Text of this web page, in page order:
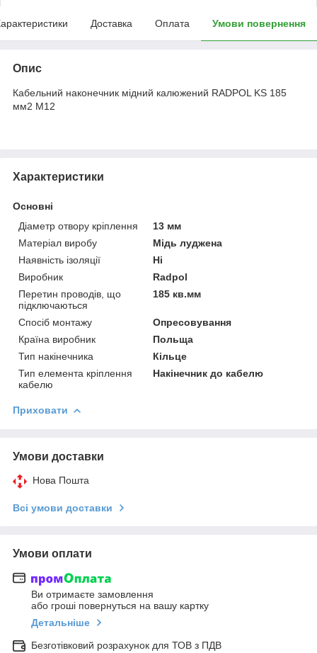
Доставка Оплата Умови повернення
Опис
Кабельний наконечник мідний калюжений RADPOL KS 185
мм2 М12
Характеристики
Основні
Діаметр отвору кріплення
13 мм
Матеріал виробу
Мідь луджена
Наявність ізоляції
Ні
Виробник
Radpol
Перетин проводів, що
підключаються
185 кв.мм
Спосіб монтажу
Опресовування
Країна виробник
Польща
Тип накінечника
Кільце
Тип елемента кріплення
кабелю
Накінечник до кабелю
Приховати
Умови доставки
Нова Пошта
Всі умови доставки
Умови оплати
Ви отримаєте замовлення
або гроші повернуться на вашу картку
Детальніше
Безготівковий розрахунок для ТОВ з ПДВ